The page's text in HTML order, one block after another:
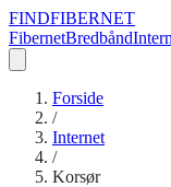
FINDFIBERNET
FibernetBredbånd
Forside
/
Internet
/
Korsør